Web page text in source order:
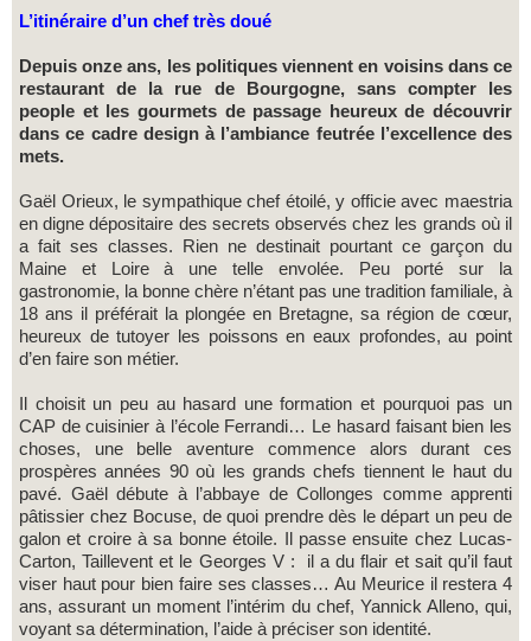
L’itinéraire d’un chef très doué
Depuis onze ans, les politiques viennent en voisins dans ce
restaurant de la rue de Bourgogne, sans compter les
people et les gourmets de passage heureux de découvrir
dans ce cadre design à l’ambiance feutrée l’excellence des
mets.
Gaël Orieux, le sympathique chef étoilé, y officie avec maestria
en digne dépositaire des secrets observés chez les grands où il
a fait ses classes. Rien ne destinait pourtant ce garçon du
Maine et Loire à une telle envolée. Peu porté sur la
gastronomie, la bonne chère n’étant pas une tradition familiale, à
18 ans il préférait la plongée en Bretagne, sa région de cœur,
heureux de tutoyer les poissons en eaux profondes, au point
d’en faire son métier.
Il choisit un peu au hasard une formation et pourquoi pas un
CAP de cuisinier à l’école Ferrandi… Le hasard faisant bien les
choses, une belle aventure commence alors durant ces
prospères années 90 où les grands chefs tiennent le haut du
pavé. Gaël débute à l’abbaye de Collonges comme apprenti
pâtissier chez Bocuse, de quoi prendre dès le départ un peu de
galon et croire à sa bonne étoile. Il passe ensuite chez Lucas-
Carton, Taillevent et le Georges V : il a du flair et sait qu’il faut
viser haut pour bien faire ses classes… Au Meurice il restera 4
ans, assurant un moment l’intérim du chef, Yannick Alleno, qui,
voyant sa détermination, l’aide à préciser son identité.